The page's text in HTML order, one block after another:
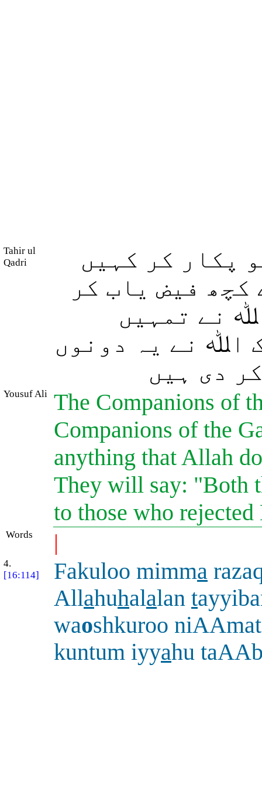
Tahir ul
Qadri
پکار کر کہیں
فیض یاب کر
نے تمہیں
اﷲ نے یہ دونوں
دی ہیں
Yousuf Ali The Companions of
Companions of the
anything that Allah
They will say: "Both
to those who
Words |
4.
[16:114]
Fakuloo mimma
Allahuhalalan t
waoshkuroo
kuntum iyyahu